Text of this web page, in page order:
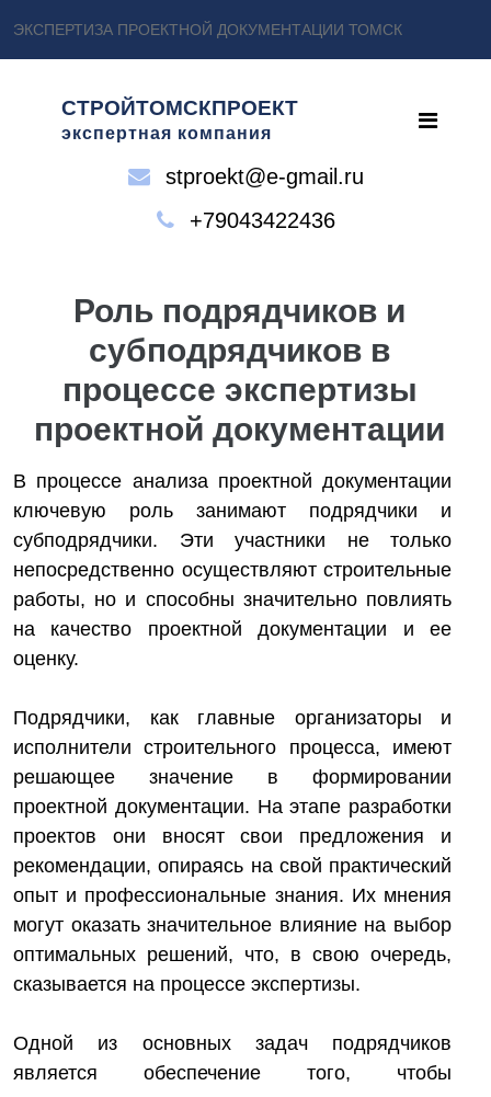
ЭКСПЕРТИЗА ПРОЕКТНОЙ ДОКУМЕНТАЦИИ ТОМСК
СТРОЙТОМСКПРОЕКТ
экспертная компания
stproekt@e-gmail.ru
+79043422436
Роль подрядчиков и
субподрядчиков в
процессе экспертизы
проектной документации
В процессе анализа проектной документации
ключевую роль занимают подрядчики и
субподрядчики. Эти участники не только
непосредственно осуществляют строительные
работы, но и способны значительно повлиять
на качество проектной документации и ее
оценку.
Подрядчики, как главные организаторы и
исполнители строительного процесса, имеют
решающее значение в формировании
проектной документации. На этапе разработки
проектов они вносят свои предложения и
рекомендации, опираясь на свой практический
опыт и профессиональные знания. Их мнения
могут оказать значительное влияние на выбор
оптимальных решений, что, в свою очередь,
сказывается на процессе экспертизы.
Одной из основных задач подрядчиков
является обеспечение того, чтобы